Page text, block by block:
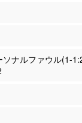
ソナルファウル(1-